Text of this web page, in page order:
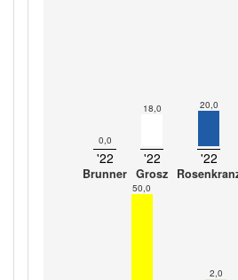
0,0
'22
Brunner
18,0
'22
Grosz
20,0
'22
50,0
2,0